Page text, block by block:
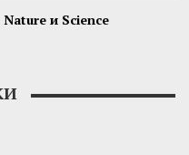
и Science